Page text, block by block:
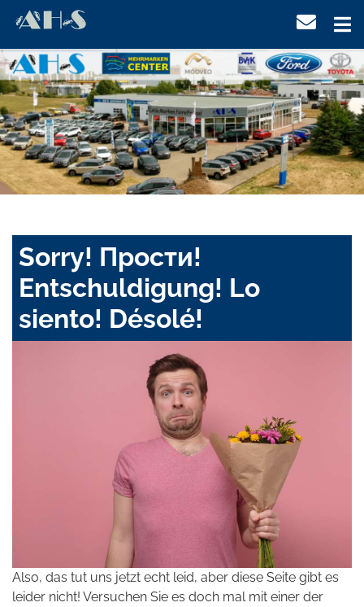
Sorry! Прости!
Entschuldigung! Lo
siento! Désolé!
Also, das tut uns jetzt echt leid, aber diese Seite gibt es
leider nicht! Versuchen Sie es doch mal mit einer der